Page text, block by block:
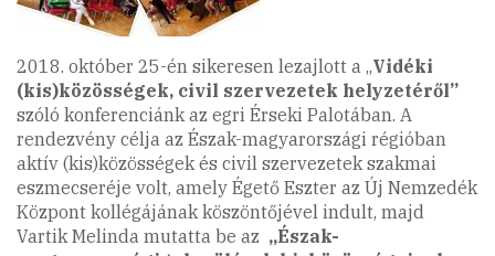
2018. október 25-én sikeresen lezajlott a „Vidéki
(kis)közösségek, civil szervezetek helyzetéről”
szóló konferenciánk az egri Érseki Palotában. A
rendezvény célja az Észak-magyarországi régióban
aktív (kis)közösségek és civil szervezetek szakmai
eszmecseréje volt, amely Égető Eszter az Új Nemzedék
Központ kollégájának köszöntőjével indult, majd
Vartik Melinda mutatta be az „Észak-